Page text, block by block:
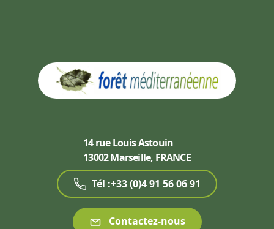
14 rue Louis Astouin
13002 Marseille, FRANCE
Tél :+33 (0)4 91 56 06 91
Contactez-nous